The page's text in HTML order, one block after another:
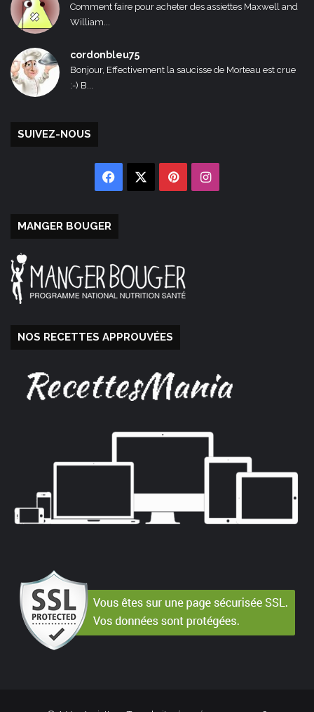
Comment faire pour acheter des assiettes Maxwell and
William...
cordonbleu75
Bonjour, Effectivement la saucisse de Morteau est crue
:-) B...
SUIVEZ-NOUS
Facebook PinterestInstagram
MANGER BOUGER
NOS RECETTES APPROUVÉES